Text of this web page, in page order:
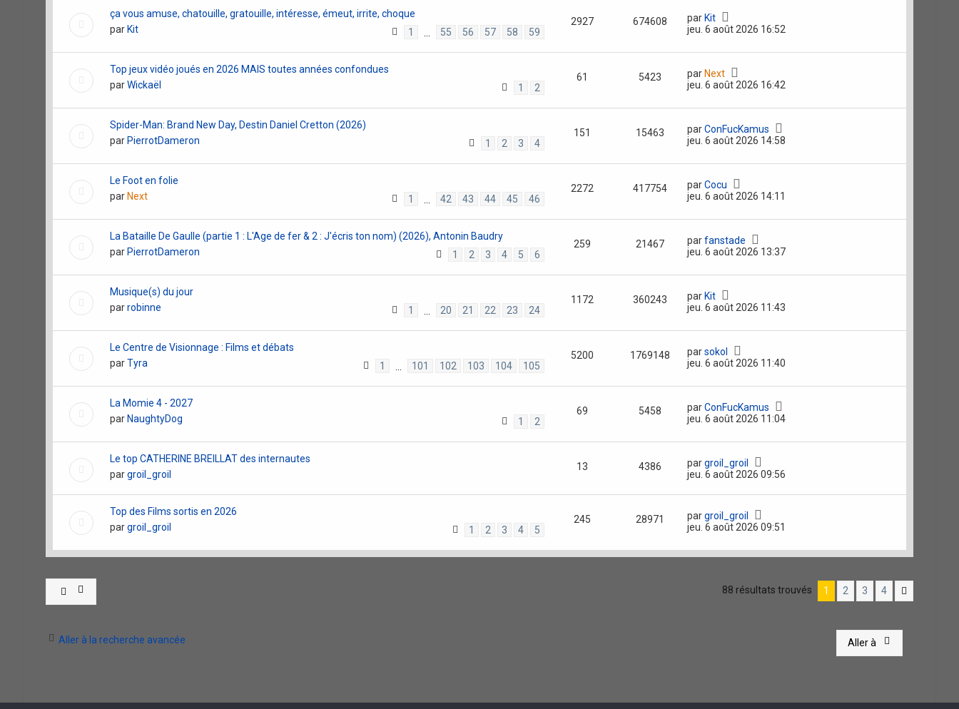
ça vous amuse, chatouille, gratouille, intéresse, émeut, irrite, choque
par Kit 1 55 56 57 58 59
2927 674608 par Kit
jeu. 6 août 2026 16:52
Top jeux vidéo joués en 2026 MAIS toutes années confondues
parWickaël 1 2
61 5423 par Next
jeu. 6 août 2026 16:42
Spider-Man: Brand New Day, Destin Daniel Cretton (2026)
par PierrotDameron 1 2 3 4
151 15463 parConFucKamus
jeu. 6 août 2026 14:58
Le Foot en folie
par Next 1 42 43 44 45 46
2272 417754 parCocu
jeu. 6 août 2026 14:11
La Bataille De Gaulle (partie 1 : L'Age de fer & 2 : J'écris ton nom) (2026), Antonin Baudry
par PierrotDameron 1 2 3 4 5 6
259 21467 parfanstade
jeu. 6 août 2026 13:37
Musique(s) du jour
parrobinne 1 20 21 22 23 24
1172 360243 par Kit
jeu. 6 août 2026 11:43
Le Centre de Visionnage : Films et débats
parTyra 1 101 102 103 104 105
5200 1769148 parsokol
jeu. 6 août 2026 11:40
La Momie 4 - 2027
par NaughtyDog 1 2
69 5458 parConFucKamus
jeu. 6 août 2026 11:04
Le top CATHERINE BREILLAT des internautes
pargroil_groil
13 4386 pargroil_groil
jeu. 6 août 2026 09:56
Top des Films sortis en 2026
pargroil_groil 1 2 3 4 5
245 28971 pargroil_groil
jeu. 6 août 2026 09:51
88 résultats trouvés 1 2 3 4
Aller à la recherche avancée Aller à